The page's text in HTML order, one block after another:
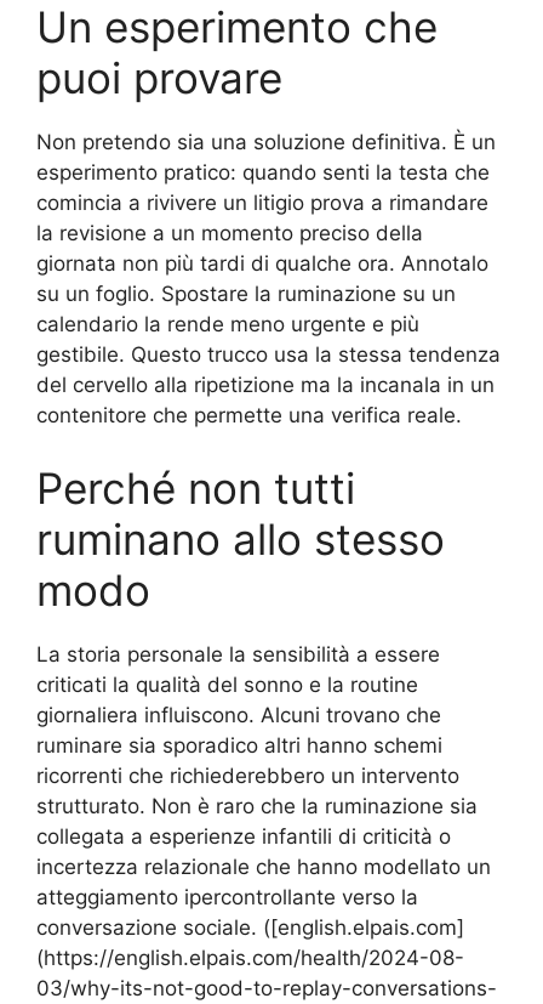
Un esperimento che
puoi provare
Non pretendo sia una soluzione definitiva. È un
esperimento pratico: quando senti la testa che
comincia a rivivere un litigio prova a rimandare
la revisione a un momento preciso della
giornata non più tardi di qualche ora. Annotalo
su un foglio. Spostare la ruminazione su un
calendario la rende meno urgente e più
gestibile. Questo trucco usa la stessa tendenza
del cervello alla ripetizione ma la incanala in un
contenitore che permette una verifica reale.
Perché non tutti
ruminano allo stesso
modo
La storia personale la sensibilità a essere
criticati la qualità del sonno e la routine
giornaliera influiscono. Alcuni trovano che
ruminare sia sporadico altri hanno schemi
ricorrenti che richiederebbero un intervento
strutturato. Non è raro che la ruminazione sia
collegata a esperienze infantili di criticità o
incertezza relazionale che hanno modellato un
atteggiamento ipercontrollante verso la
conversazione sociale. ([english.elpais.com]
(https://english.elpais.com/health/2024-08-
03/why-its-not-good-to-replay-conversations-